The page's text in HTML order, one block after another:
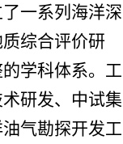
一系列海洋深
综合评价研
学科体系。工
研发、中试集
气勘探开发工